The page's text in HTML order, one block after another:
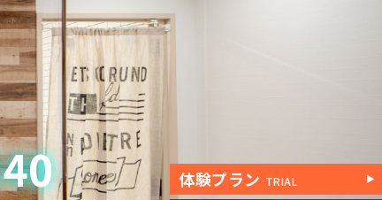
体験プラン TRIAL